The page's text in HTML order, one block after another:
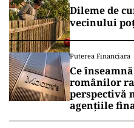
Dileme de
vecinului
Puterea Financiara
Ce
românilor
perspectivă
agențiile